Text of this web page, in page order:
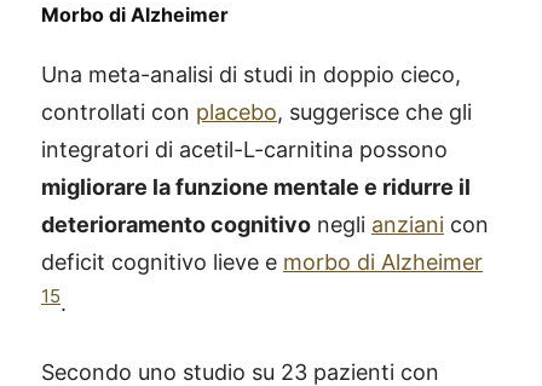
Morbo di Alzheimer
Una meta-analisi di studi in doppio cieco,
controllati con placebo, suggerisce che gli
integratori di acetil-L-carnitina possono
migliorare la funzione mentale e ridurre il
deterioramento cognitivo negli anziani con
deficit cognitivo lieve e morbo di Alzheimer
15.
Secondo uno studio su 23 pazienti con